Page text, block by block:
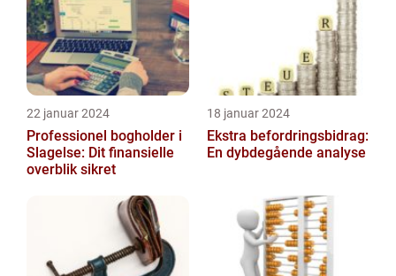
22 januar 2024
Professionel bogholder i
Slagelse: Dit finansielle
overblik sikret
18 januar 2024
Ekstra befordringsbidrag:
En dybdegående analyse